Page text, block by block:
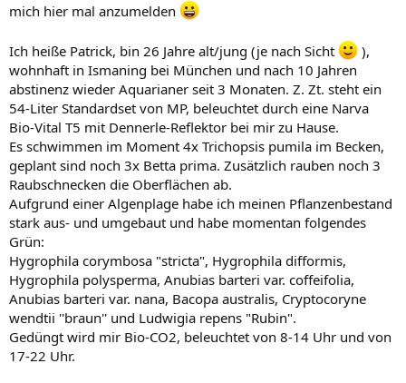
mich hier mal anzumelden
Ich heiße Patrick, bin 26 Jahre alt/jung (je nach Sicht
),
wohnhaft in Ismaning bei München und nach 10 Jahren
abstinenz wieder Aquarianer seit 3 Monaten. Z. Zt. steht ein
54-Liter Standardset von MP, beleuchtet durch eine Narva
Bio-Vital T5 mit Dennerle-Reflektor bei mir zu Hause.
Es schwimmen im Moment 4x Trichopsis pumila im Becken,
geplant sind noch 3x Betta prima. Zusätzlich rauben noch 3
Raubschnecken die Oberflächen ab.
Aufgrund einer Algenplage habe ich meinen Pflanzenbestand
stark aus- und umgebaut und habe momentan folgendes
Grün:
Hygrophila corymbosa "stricta", Hygrophila difformis,
Hygrophila polysperma, Anubias barteri var. coffeifolia,
Anubias barteri var. nana, Bacopa australis, Cryptocoryne
wendtii ''braun'' und Ludwigia repens "Rubin".
Gedüngt wird mir Bio-CO2, beleuchtet von 8-14 Uhr und von
17-22 Uhr.